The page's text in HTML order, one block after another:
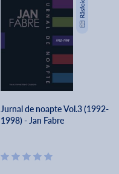
Jurnal de noapte Vol.3 (1992-
1998) - Jan Fabre